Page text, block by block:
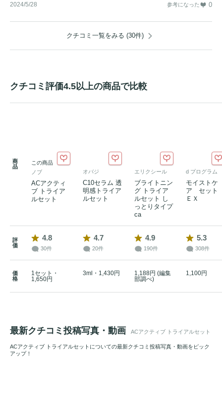
2024/5/28 参考になった 0
クチコミ一覧をみる (30件)
クチコミ評価4.5以上の商品で比較
商
品
この商品
ノブ
ACアクティ
ブ トライア
ルセット
オバジ
C10セラム 透
明感トライア
ルセット
エリクシール
ブライトニン
グ トライア
ルセット し
っとりタイプ
ca
d プログラム
モイストケ
ア セッ
ＥＸ
評
価
4.8
30件
4.7
20件
4.9
190件
5.3
308件
価
格
1セット・
1,650円
3ml・1,430円
1,188円 (編集
部調べ)
1,100円
最新クチコミ投稿写真・動画 ACアクティブ トライアルセット
ACアクティブ トライアルセットについての最新クチコミ投稿写真・動画をピック
アップ！